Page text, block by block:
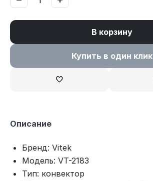
В корзину
Купить в один клик
Описание
Бренд: Vitek
Модель: VT-2183
Тип: конвектор